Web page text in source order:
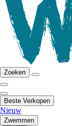
Zoeken
Beste Verkopen
Nieuw
Zwemmen